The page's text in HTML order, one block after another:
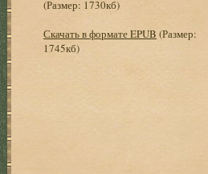
(Размер: 1730кб)
Скачать в формате EPUB (Размер:
1745кб)